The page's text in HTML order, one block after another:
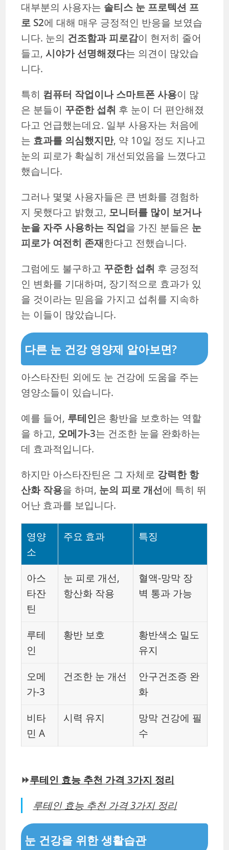
대부분의 사용자는 솔티스 눈 프로텍션 프
로 S2에 대해 매우 긍정적인 반응을 보였습
니다. 눈의 건조함과 피로감이 현저히 줄어
들고, 시야가 선명해졌다는 의견이 많았습
니다.
특히 컴퓨터 작업이나 스마트폰 사용이 많
은 분들이 꾸준한 섭취 후 눈이 더 편안해졌
다고 언급했는데요. 일부 사용자는 처음에
는 효과를 의심했지만, 약 10일 정도 지나고
눈의 피로가 확실히 개선되었음을 느꼈다고
했습니다.
그러나 몇몇 사용자들은 큰 변화를 경험하
지 못했다고 밝혔고, 모니터를 많이 보거나
눈을 자주 사용하는 직업을 가진 분들은 눈
피로가 여전히 존재한다고 전했습니다.
그럼에도 불구하고 꾸준한 섭취 후 긍정적
인 변화를 기대하며, 장기적으로 효과가 있
을 것이라는 믿음을 가지고 섭취를 지속하
는 이들이 많았습니다.
다른 눈 건강 영양제 알아보면?
아스타잔틴 외에도 눈 건강에 도움을 주는
영양소들이 있습니다.
예를 들어, 루테인은 황반을 보호하는 역할
을 하고, 오메가-3는 건조한 눈을 완화하는
데 효과적입니다.
하지만 아스타잔틴은 그 자체로 강력한 항
산화 작용을 하며, 눈의 피로 개선에 특히 뛰
어난 효과를 보입니다.
영양
소
주요 효과 특징
아스
타잔
틴
눈 피로 개선,
항산화 작용
혈액-망막 장
벽 통과 가능
루테
인
황반 보호
황반색소 밀도
유지
오메
가-3
건조한 눈 개선
안구건조증 완
화
비타
민 A
시력 유지
망막 건강에 필
수
⏩루테인 효능 추천 가격 3가지 정리
루테인 효능 추천 가격 3가지 정리
눈 건강을 위한 생활습관